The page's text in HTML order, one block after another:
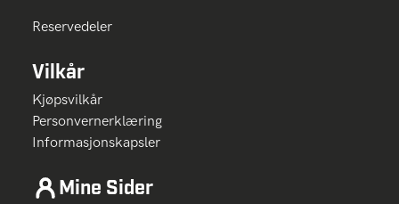
Reservedeler
Vilkår
Kjøpsvilkår
Personvernerklæring
Informasjonskapsler
Mine Sider